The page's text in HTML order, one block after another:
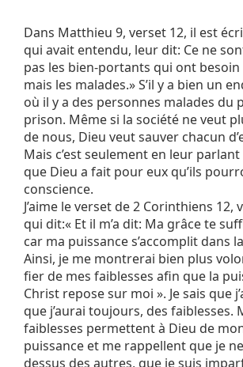
Dans Matthieu 9, verset 12, il est
qui avait entendu, leur dit: Ce ne
pas les bien-portants qui ont besoin
mais les malades.» S’il y a bien un
où il y a des personnes malades du
prison. Même si la société ne veut
de nous, Dieu veut sauver chacun
Mais c’est seulement en leur parlant
que Dieu a fait pour eux qu’ils
conscience.
J’aime le verset de 2 Corinthiens 12,
qui dit:« Et il m’a dit: Ma grâce te
car ma puissance s’accomplit dans
Ainsi, je me montrerai bien plus
fier de mes faiblesses afin que la
Christ repose sur moi ». Je sais que
que j’aurai toujours, des faiblesses.
faiblesses permettent à Dieu de
puissance et me rappellent que je
dessus des autres, que je suis